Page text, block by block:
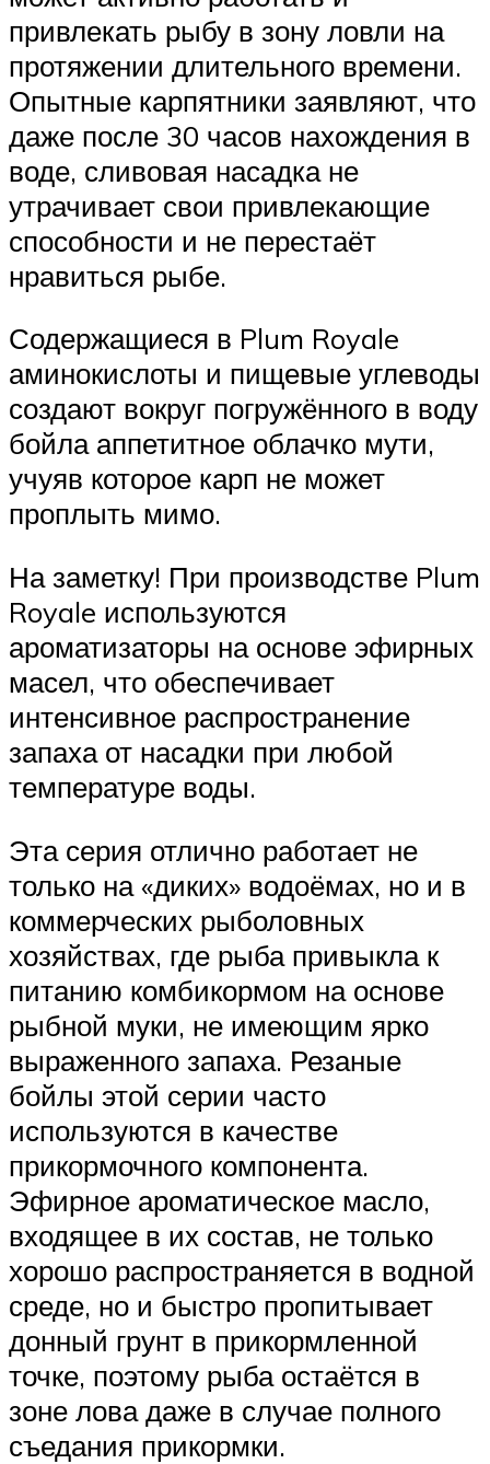
привлекать рыбу в зону ловли на
протяжении длительного времени.
Опытные карпятники заявляют, что
даже после 30 часов нахождения в
воде, сливовая насадка не
утрачивает свои привлекающие
способности и не перестаёт
нравиться рыбе.
Содержащиеся в Plum Royale
аминокислоты и пищевые углеводы
создают вокруг погружённого в воду
бойла аппетитное облачко мути,
учуяв которое карп не может
проплыть мимо.
На заметку! При производстве Plum
Royale используются
ароматизаторы на основе эфирных
масел, что обеспечивает
интенсивное распространение
запаха от насадки при любой
температуре воды.
Эта серия отлично работает не
только на «диких» водоёмах, но и в
коммерческих рыболовных
хозяйствах, где рыба привыкла к
питанию комбикормом на основе
рыбной муки, не имеющим ярко
выраженного запаха. Резаные
бойлы этой серии часто
используются в качестве
прикормочного компонента.
Эфирное ароматическое масло,
входящее в их состав, не только
хорошо распространяется в водной
среде, но и быстро пропитывает
донный грунт в прикормленной
точке, поэтому рыба остаётся в
зоне лова даже в случае полного
съедания прикормки.